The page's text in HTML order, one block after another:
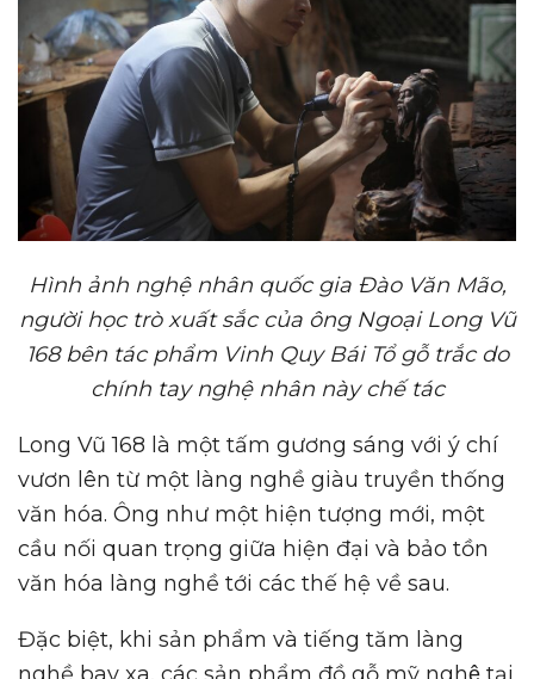
Hình ảnh nghệ nhân quốc gia Đào Văn Mão,
người học trò xuất sắc của ông Ngoại Long Vũ
168 bên tác phẩm Vinh Quy Bái Tổ gỗ trắc do
chính tay nghệ nhân này chế tác
Long Vũ 168 là một tấm gương sáng với ý chí
vươn lên từ một làng nghề giàu truyền thống
văn hóa. Ông như một hiện tượng mới, một
cầu nối quan trọng giữa hiện đại và bảo tồn
văn hóa làng nghề tới các thế hệ về sau.
Đặc biệt, khi sản phẩm và tiếng tăm làng
nghề bay xa, các sản phẩm đồ gỗ mỹ nghệ tại